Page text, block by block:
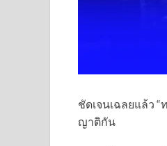
ชัดเจนเฉลยแล้ว
ญาติกัน